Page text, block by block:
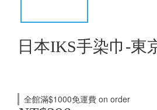
日本IKS手染巾-東
全館滿$1000免運費 on order